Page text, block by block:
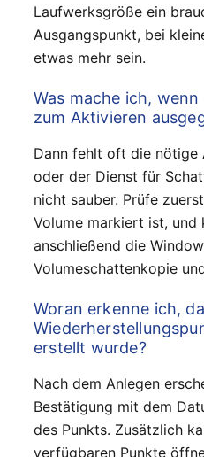
Laufwerksgröße ein
Ausgangspunkt, bei
etwas mehr sein.
Was mache ich,
zum Aktivieren
Dann fehlt oft die nötige
oder der Dienst für
nicht sauber. Prüfe
Volume markiert ist, und
anschließend die
Volumeschattenkopie
Woran erkenne ich,
erstellt wurde?
Nach dem Anlegen
Bestätigung mit dem
des Punkts. Zusätzlich
verfügbaren Punkte